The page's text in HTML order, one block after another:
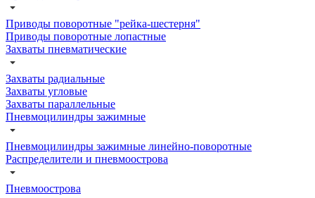
Приводы поворотные "рейка-шестерня"
Приводы поворотные лопастные
Захваты пневматические
Захваты радиальные
Захваты угловые
Захваты параллельные
Пневмоцилиндры зажимные
Пневмоцилиндры зажимные линейно-поворотные
Распределители и пневмоострова
Пневмоострова